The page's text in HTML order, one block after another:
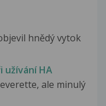
hnědý vytok
užívání HA
ale minulý